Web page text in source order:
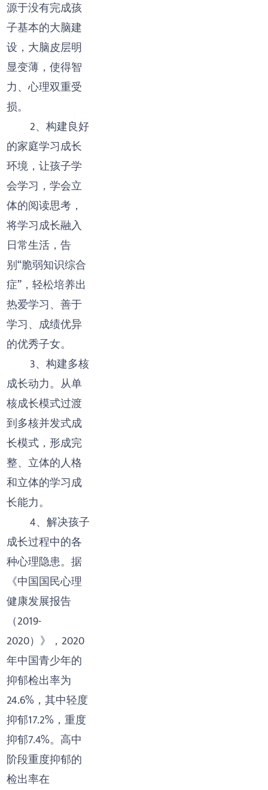
源于没有完成孩
子基本的大脑建
设，大脑皮层明
显变薄，使得智
力、心理双重受
损。
2、构建良好
的家庭学习成长
环境，让孩子学
会学习，学会立
体的阅读思考，
将学习成长融入
日常生活，告
别“脆弱知识综合
症”，轻松培养出
热爱学习、善于
学习、成绩优异
的优秀子女。
3、构建多核
成长动力。从单
核成长模式过渡
到多核并发式成
长模式，形成完
整、立体的人格
和立体的学习成
长能力。
4、解决孩子
成长过程中的各
种心理隐患。据
《中国国民心理
健康发展报告
（2019-
2020）》，2020
年中国青少年的
抑郁检出率为
24.6%，其中轻度
抑郁17.2%，重度
抑郁7.4%。高中
阶段重度抑郁的
检出率在